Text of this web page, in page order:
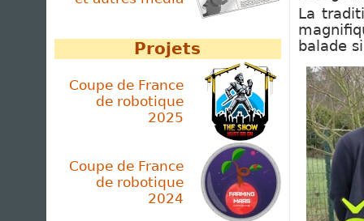
Projets
Coupe de France
de robotique
2025
Coupe de France
de robotique
2024
La
balade